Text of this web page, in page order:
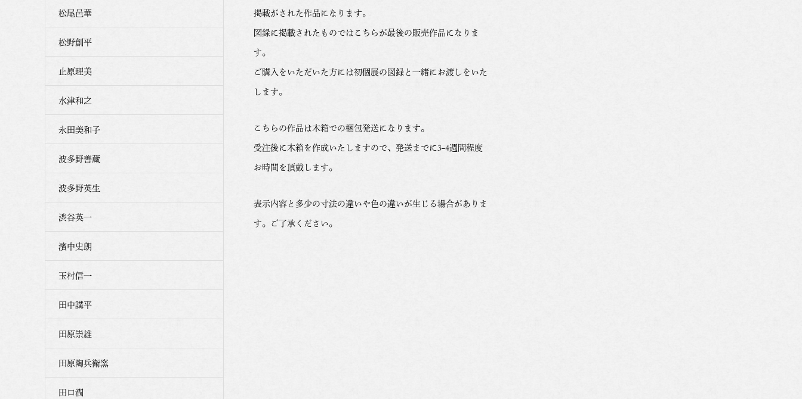
掲載がされた作品になります。
図録に掲載されたものではこちらが最後の販売作品になりま
す。
ご購入をいただいた方には初個展の図録と一緒にお渡しをいた
します。
こちらの作品は木箱での梱包発送になります。
受注後に木箱を作成いたしますので、発送までに3-4週間程度
お時間を頂戴します。
表示内容と多少の寸法の違いや色の違いが生じる場合がありま
す。ご了承ください。
松尾邑華
松野創平
止原理美
水津和之
永田美和子
波多野善蔵
波多野英生
渋谷英一
濱中史朗
玉村信一
田中講平
田原崇雄
田原陶兵衛窯
田口潤